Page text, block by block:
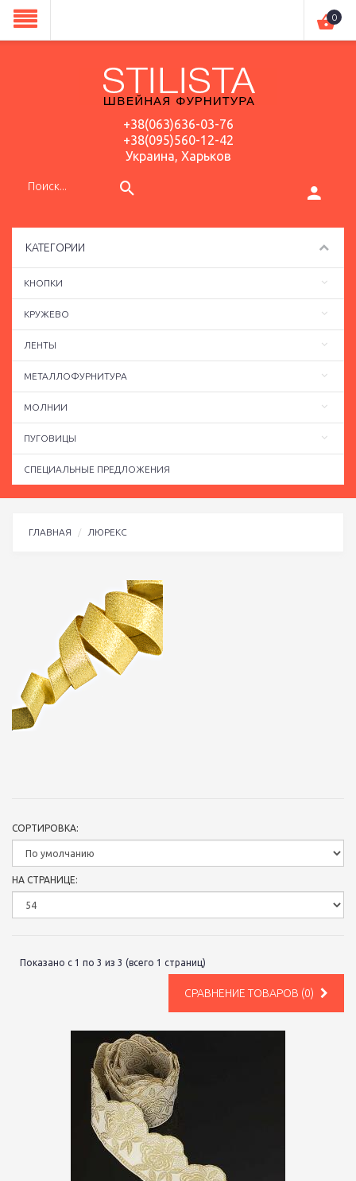
+38(063)636-03-76
+38(095)560-12-42
Украина, Харьков
0
КАТЕГОРИИ
КНОПКИ
КРУЖЕВО
ЛЕНТЫ
МЕТАЛЛОФУРНИТУРА
МОЛНИИ
ПУГОВИЦЫ
СПЕЦИАЛЬНЫЕ ПРЕДЛОЖЕНИЯ
ГЛАВНАЯ ЛЮРЕКС
СОРТИРОВКА:
НА СТРАНИЦЕ:
Показано с 1 по 3 из 3 (всего 1 страниц)
СРАВНЕНИЕ ТОВАРОВ (0)